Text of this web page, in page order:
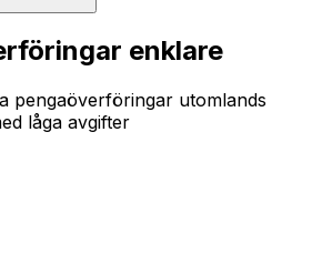
enklare
pengaöverföringar utomlands
låga avgifter